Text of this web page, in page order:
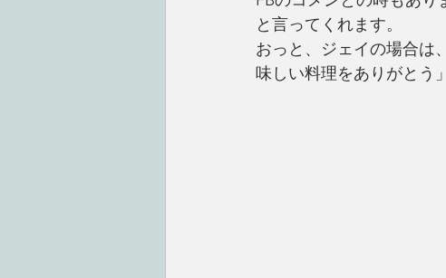
と言ってくれます。
おっと、ジェイの場合は
味しい料理をありがとう